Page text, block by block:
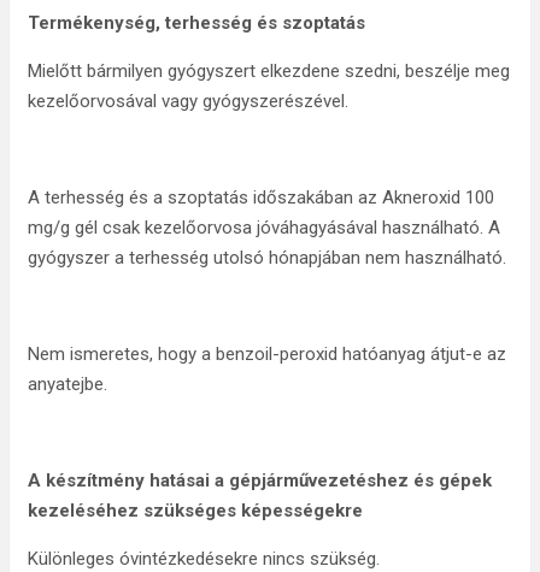
Termékenység, terhesség és szoptatás
Mielőtt bármilyen gyógyszert elkezdene szedni, beszélje meg
kezelőorvosával vagy gyógyszerészével.
A terhesség és a szoptatás időszakában az Akneroxid 100
mg/g gél csak kezelőorvosa jóváhagyásával használható. A
gyógyszer a terhesség utolsó hónapjában nem használható.
Nem ismeretes, hogy a benzoil-peroxid hatóanyag átjut-e az
anyatejbe.
A készítmény hatásai a gépjárművezetéshez és gépek
kezeléséhez szükséges képességekre
Különleges óvintézkedésekre nincs szükség.